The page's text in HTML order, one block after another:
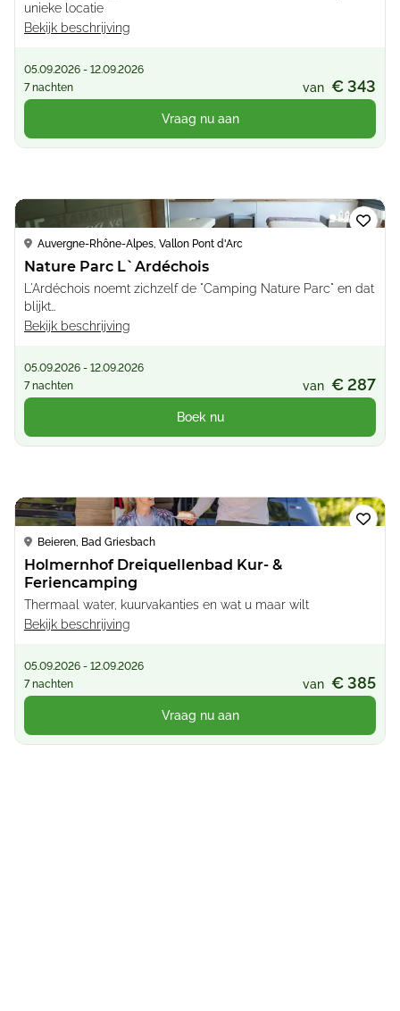
unieke locatie
Bekijk beschrijving
05.09.2026 - 12.09.2026
7 nachten
van € 343
Vraag nu aan
Loading...
Auvergne-Rhône-Alpes, Vallon Pont d'Arc
Nature Parc L`Ardéchois
L'Ardéchois noemt zichzelf de "Camping Nature Parc" en dat
blijkt…
Bekijk beschrijving
05.09.2026 - 12.09.2026
7 nachten
van € 287
Boek nu
Loading...
Beieren, Bad Griesbach
Holmernhof Dreiquellenbad Kur- &
Feriencamping
Thermaal water, kuurvakanties en wat u maar wilt
Bekijk beschrijving
05.09.2026 - 12.09.2026
7 nachten
van € 385
Vraag nu aan